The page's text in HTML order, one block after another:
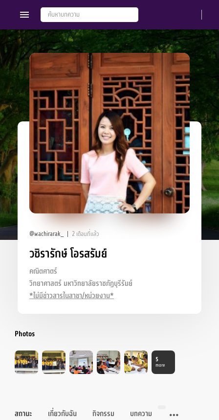
@wachirarak_ 2 เดือนที่แล้ว
วชิรารักษ์ โอรสรัมย์
คณิตศาตร์
วิทยาศาสตร์ มหาวิทยาลัยราชภัฏบุรีรัมย์
*ไม่มีข่าวสารในสาขา/หน่วยงาน*
Photos
5
more
สถานะ เกี่ยวกับฉัน กิจกรรม บทความ
Members Groups